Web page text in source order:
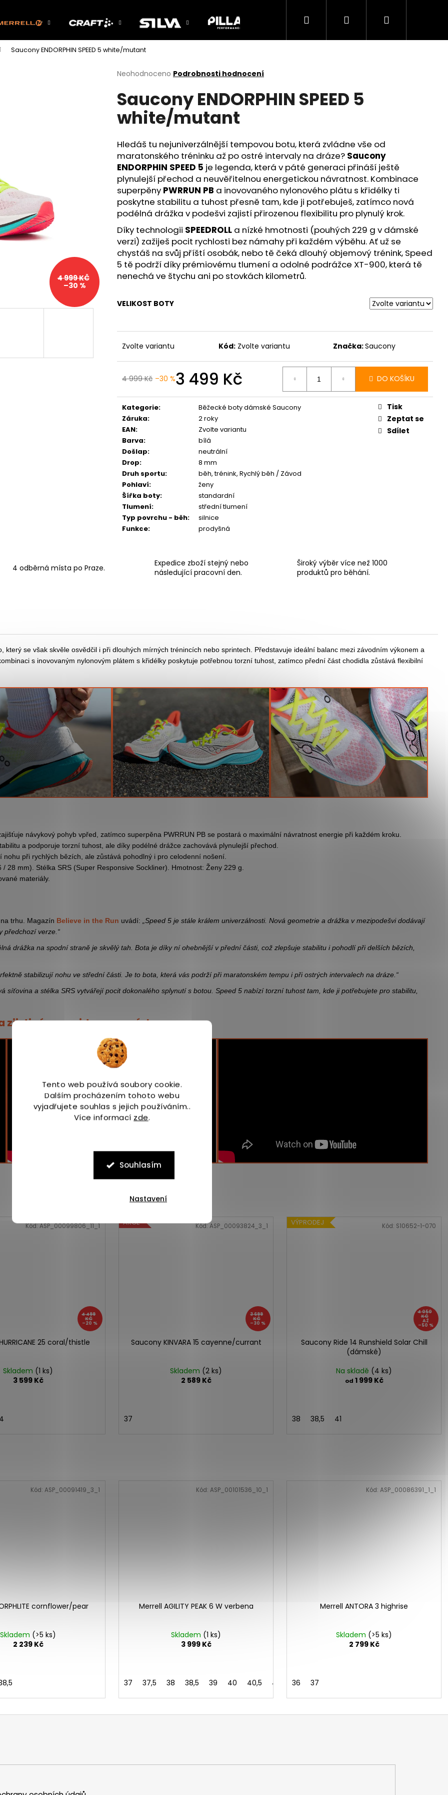
Tento web používá soubory cookie.
Dalším procházením tohoto webu
vyjadřujete souhlas s jejich používáním..
Více informací zde.
Souhlasím
Nastavení
Hledat PřihlášeníNákupní
Saucony ENDORPHIN SPEED 5 white/mutant
Průměrné
produktu
je
z
hvězdiček.
Neohodnoceno Podrobnosti hodnocení
Saucony ENDORPHIN SPEED 5
white/mutant
Hledáš tu nejuniverzálnější tempovou botu, která zvládne vše od
maratonského tréninku až po ostré intervaly na dráze? Saucony
ENDORPHIN SPEED 5 je legenda, která v páté generaci přináší ještě
plynulejší přechod a neuvěřitelnou energetickou návratnost. Kombinace
superpěny PWRRUN PB a inovovaného nylonového plátu s křidélky ti
poskytne stabilitu a tuhost přesně tam, kde ji potřebuješ, zatímco nová
podélná drážka v podešvi zajistí přirozenou flexibilitu pro plynulý krok.
Díky technologii SPEEDROLL a nízké hmotnosti (pouhých 229 g v dámské
verzi) zažiješ pocit rychlosti bez námahy při každém výběhu. Ať už se
chystáš na svůj příští osobák, nebo tě čeká dlouhý objemový trénink, Speed
5 tě podrží díky prémiovému tlumení a odolné podrážce XT-900, která tě
nenechá ve štychu ani po stovkách kilometrů.
VELIKOST BOTY
Zvolte variantu Kód: Zvolte variantu Značka:Saucony
4 999 Kč –30 %3 499 Kč DO KOŠÍKU
Kategorie:
Běžecké boty dámské Saucony
Záruka:
2 roky
EAN:
Zvolte variantu
Barva:
bílá
Došlap:
neutrální
Drop:
8 mm
Druh sportu:
běh, trénink, Rychlý běh / Závod
Pohlaví:
ženy
Šířka boty:
standardní
Tlumení:
střední tlumení
Typ povrchu - běh:
silnice
Funkce: prodyšná
Tisk
Zeptat se
Sdílet
4 999 KČ
–30 %
4 odběrná místa po Praze.
Expedice zboží stejný nebo
následující pracovní den.
Široký výběr více než 1000
produktů pro běhání.
se však skvěle osvědčil i při dlouhých mírných trénincích nebo sprintech. Představuje ideální balanc mezi závodním výkonem a
s inovovaným nylonovým plátem s křidélky poskytuje potřebnou torzní tuhost, zatímco přední část chodidla zůstává flexibilní
návykový pohyb vpřed, zatímco superpěna PWRRUN PB se postará o maximální návratnost energie při každém kroku.
a podporuje torzní tuhost, ale díky podélné drážce zachovává plynulejší přechod.
při rychlých bězích, ale zůstává pohodlný i pro celodenní nošení.
28 mm). Stélka SRS (Super Responsive Sockliner). Hmotnost: Ženy 229 g.
materiály.
trhu. Magazín Believe in the Run uvádí: „Speed 5 je stále králem univerzálnosti. Nová geometrie a drážka v mezipodešvi dodávají
předchozí verze.“
drážka na spodní straně je skvělý tah. Bota je díky ní ohebnější v přední části, což zlepšuje stabilitu i pohodlí při delších bězích,
stabilizují nohu ve střední části. Je to bota, která vás podrží při maratonském tempu i při ostrých intervalech na dráze.“
síťovina a stélka SRS vytvářejí pocit dokonalého splynutí s botou. Speed 5 nabízí torzní tuhost tam, kde ji potřebujete pro stabilitu,
a zjisti více ve videorecenzích:
4 499
KČ
–20 %
25 coral/thistle
Skladem (1 ks)
3 599 Kč
Kód:ASP_00099806_11_1 AKCE
3 699
KČ
–30 %
Saucony KINVARA 15 cayenne/currant
Skladem (2 ks)
2 589 Kč
37
Kód:ASP_00093824_3_1 VÝPRODEJ
4 050
KČ
AŽ
–50 %
Saucony Ride 14 Runshield Solar Chill
(dámské)
Na skladě (4 ks)
od 1 999 Kč
38 38,5 41
Kód: S10652-1-070
cornflower/pear
Skladem (>5 ks)
2 239 Kč
Kód: ASP_00091419_3_1
Merrell AGILITY PEAK 6 W verbena
Skladem (1 ks)
3 999 Kč
37 37,5 38 38,5 39 40 40,5 41 42
Kód: ASP_00101536_10_1
Merrell ANTORA 3 highrise
Skladem (>5 ks)
2 799 Kč
36 37
Kód: ASP_00086391_1_1
Co potřebujete najít?
HLEDAT
Následující
CRAFT PACER 2 - ORANŽOVÁ
490 Kč
BOTY CRAFT KYPE PRO - ZELENÁ
7 990 Kč